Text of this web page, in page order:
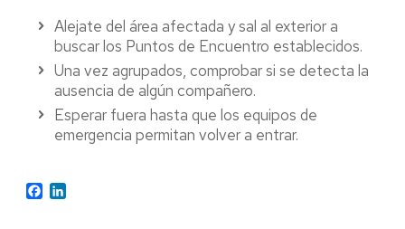
Alejate del área afectada y sal al exterior a
buscar los Puntos de Encuentro establecidos.
Una vez agrupados, comprobar si se detecta la
ausencia de algún compañero.
Esperar fuera hasta que los equipos de
emergencia permitan volver a entrar.
Facebook